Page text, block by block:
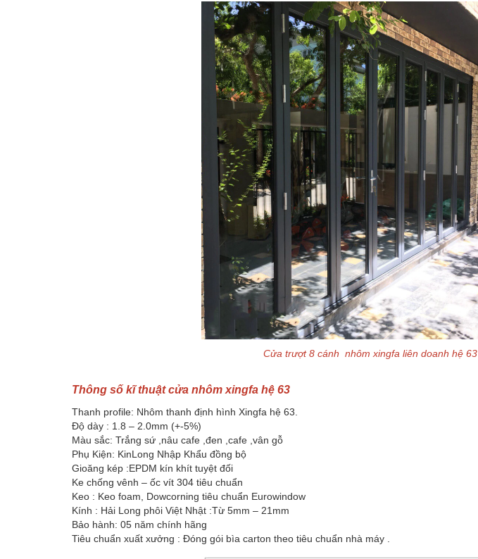
Cửa trượt 8 cánh nhôm xingfa liên doanh hệ 63
Thông số kĩ thuật cửa nhôm xingfa hệ 63
Thanh profile: Nhôm thanh định hình Xingfa hệ 63.
Độ dày : 1.8 – 2.0mm (+-5%)
Màu sắc: Trắng sứ ,nâu cafe ,đen ,cafe ,vân gỗ
Phụ Kiện: KinLong Nhập Khẩu đồng bộ
Gioăng kép :EPDM kín khít tuyệt đối
Ke chống vênh – ốc vít 304 tiêu chuẩn
Keo : Keo foam, Dowcorning tiêu chuẩn Eurowindow
Kính : Hải Long phôi Việt Nhật :Từ 5mm – 21mm
Bảo hành: 05 năm chính hãng
Tiêu chuẩn xuất xưởng : Đóng gói bìa carton theo tiêu chuẩn nhà máy .